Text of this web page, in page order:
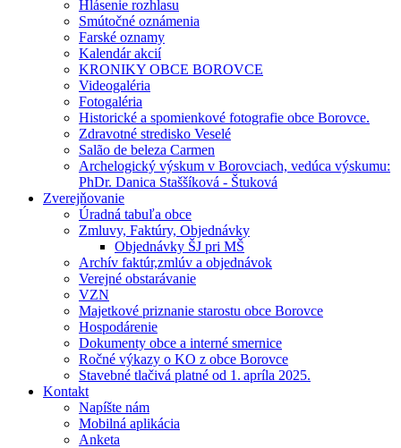
Hlásenie rozhlasu
Smútočné oznámenia
Farské oznamy
Kalendár akcií
KRONIKY OBCE BOROVCE
Videogaléria
Fotogaléria
Historické a spomienkové fotografie obce Borovce.
Zdravotné stredisko Veselé
Salão de beleza Carmen
Archelogický výskum v Borovciach, vedúca výskumu:
PhDr. Danica Staššíková - Štuková
Zverejňovanie
Úradná tabuľa obce
Zmluvy, Faktúry, Objednávky
Objednávky ŠJ pri MŠ
Archív faktúr,zmlúv a objednávok
Verejné obstarávanie
VZN
Majetkové priznanie starostu obce Borovce
Hospodárenie
Dokumenty obce a interné smernice
Ročné výkazy o KO z obce Borovce
Stavebné tlačivá platné od 1. apríla 2025.
Kontakt
Napíšte nám
Mobilná aplikácia
Anketa